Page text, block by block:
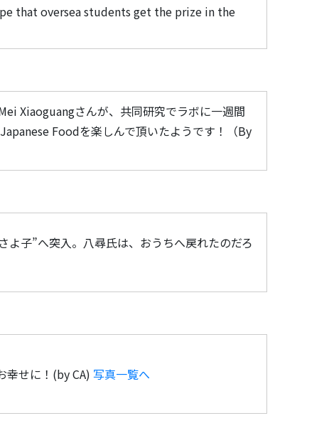
that oversea students get the prize in the
Xiaoguangさんが、共同研究でラボに一週間
Foodを楽しんで頂いたようです！（By
子”へ突入。八尋氏は、おうちへ戻れたのだろ
幸せに！(by CA) 写真一覧へ